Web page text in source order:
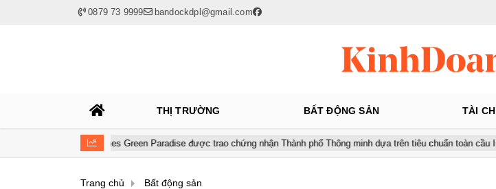
0879 73 9999 bandockdpl@gmail.com
THỊ TRƯỜNG BẤT ĐỘNG SẢN TÀI
Vinhomes Green Paradise được trao chứng nhận Thành phố Thông minh dựa trên tiêu chuẩn toàn cầu ISO 37122
Trang chủ Bất động sản